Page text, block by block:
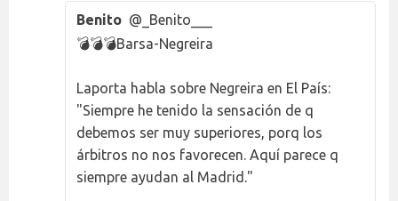
Benito @_Benito___
💣💣💣Barsa-Negreira
Laporta habla sobre Negreira en El País:
"Siempre he tenido la sensación de q
debemos ser muy superiores, porq los
árbitros no nos favorecen. Aquí parece q
siempre ayudan al Madrid."